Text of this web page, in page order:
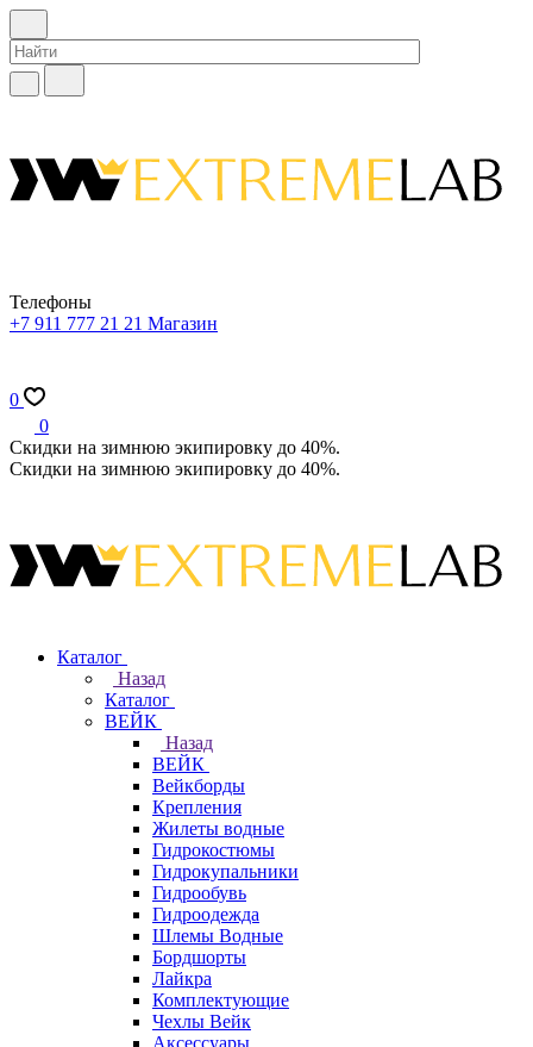
Телефоны
+7 911 777 21 21 Магазин
0
0
Скидки на зимнюю экипировку до 40%.
Скидки на зимнюю экипировку до 40%.
Каталог
Назад
Каталог
ВЕЙК
Назад
ВЕЙК
Вейкборды
Крепления
Жилеты водные
Гидрокостюмы
Гидрокупальники
Гидрообувь
Гидроодежда
Шлемы Водные
Бордшорты
Лайкра
Комплектующие
Чехлы Вейк
Аксессуары